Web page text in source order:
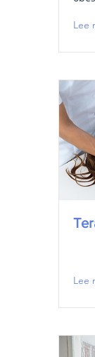
Lee
Lee